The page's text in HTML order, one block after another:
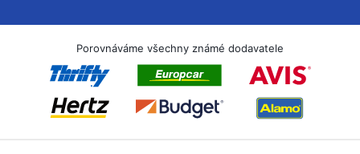
Porovnáváme všechny známé dodavatele